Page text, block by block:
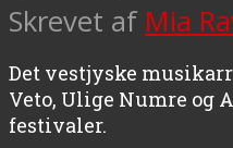
Skrevet af Mia
Det vestjyske
Veto, Ulige Numre og
festivaler.